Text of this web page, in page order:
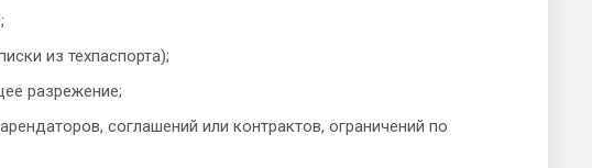
из техпаспорта);
разрежение;
соглашений или контрактов, ограничений по